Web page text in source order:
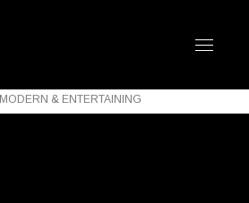
MODERN & ENTERTAINING